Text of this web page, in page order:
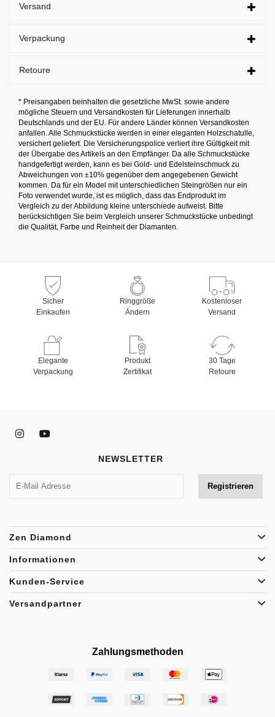
Versand
Verpackung
Retoure
* Preisangaben beinhalten die gesetzliche MwSt. sowie andere
mögliche Steuern und Versandkosten für Lieferungen innerhalb
Deutschlands und der EU. Für andere Länder können Versandkosten
anfallen. Alle Schmuckstücke werden in einer eleganten Holzschatulle,
versichert geliefert. Die Versicherungspolice verliert ihre Gültigkeit mit
der Übergabe des Artikels an den Empfänger. Da alle Schmuckstücke
handgefertigt werden, kann es bei Gold- und Edelsteinschmuck zu
Abweichungen von ±10% gegenüber dem angegebenen Gewicht
kommen. Da für ein Model mit unterschiedlichen Steingrößen nur ein
Foto verwendet wurde, ist es möglich, dass das Endprodukt im
Vergleich zu der Abbildung kleine unterschiede aufweist. Bitte
berücksichtigen Sie beim Vergleich unserer Schmuckstücke unbedingt
die Qualität, Farbe und Reinheit der Diamanten.
Sicher
Einkaufen
Ringgröße
Ändern
Kostenloser
Versand
Elegante
Verpackung
Produkt
Zertifikat
30 Tage
Retoure
NEWSLETTER
Zen Diamond
Informationen
Kunden-Service
Versandpartner
Zahlungsmethoden